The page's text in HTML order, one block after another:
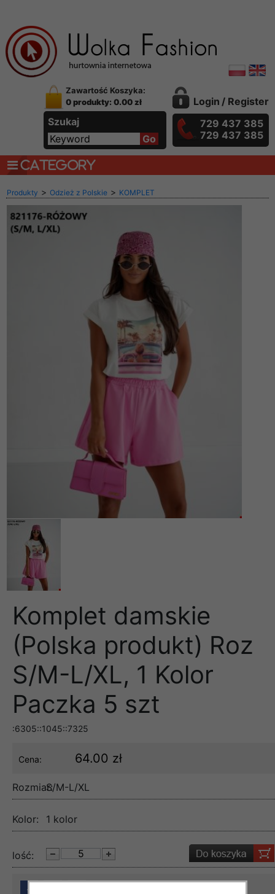
Zawartość Koszyka:
0 produkty: 0.00 zł
Szukaj
Login / Register
729 437 385
729 437 385
CATEGORY
Produkty > Odzież z Polskie > KOMPLET
Komplet damskie
(Polska produkt) Roz
S/M-L/XL, 1 Kolor
Paczka 5 szt
:6305::1045::7325
Cena: 64.00 zł
Rozmiar:S/M-L/XL
Kolor: 1 kolor
lość: